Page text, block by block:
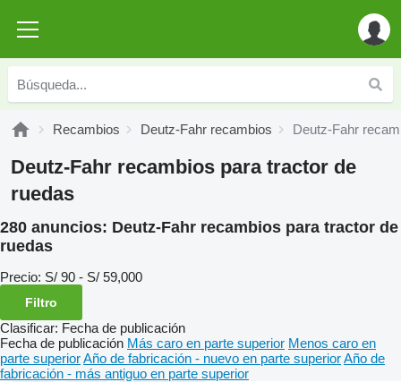
Recambios Deutz-Fahr recambios Deutz-Fahr
Deutz-Fahr recambios para tractor de
ruedas
280 anuncios: Deutz-Fahr recambios para tractor de
ruedas
Precio: S/ 90 - S/ 59,000
Filtro
Clasificar: Fecha de publicación
Fecha de publicación Más caro en parte superior Menos caro en
parte superiorAño de fabricación - nuevo en parte superiorAño de
fabricación - más antiguo en parte superior